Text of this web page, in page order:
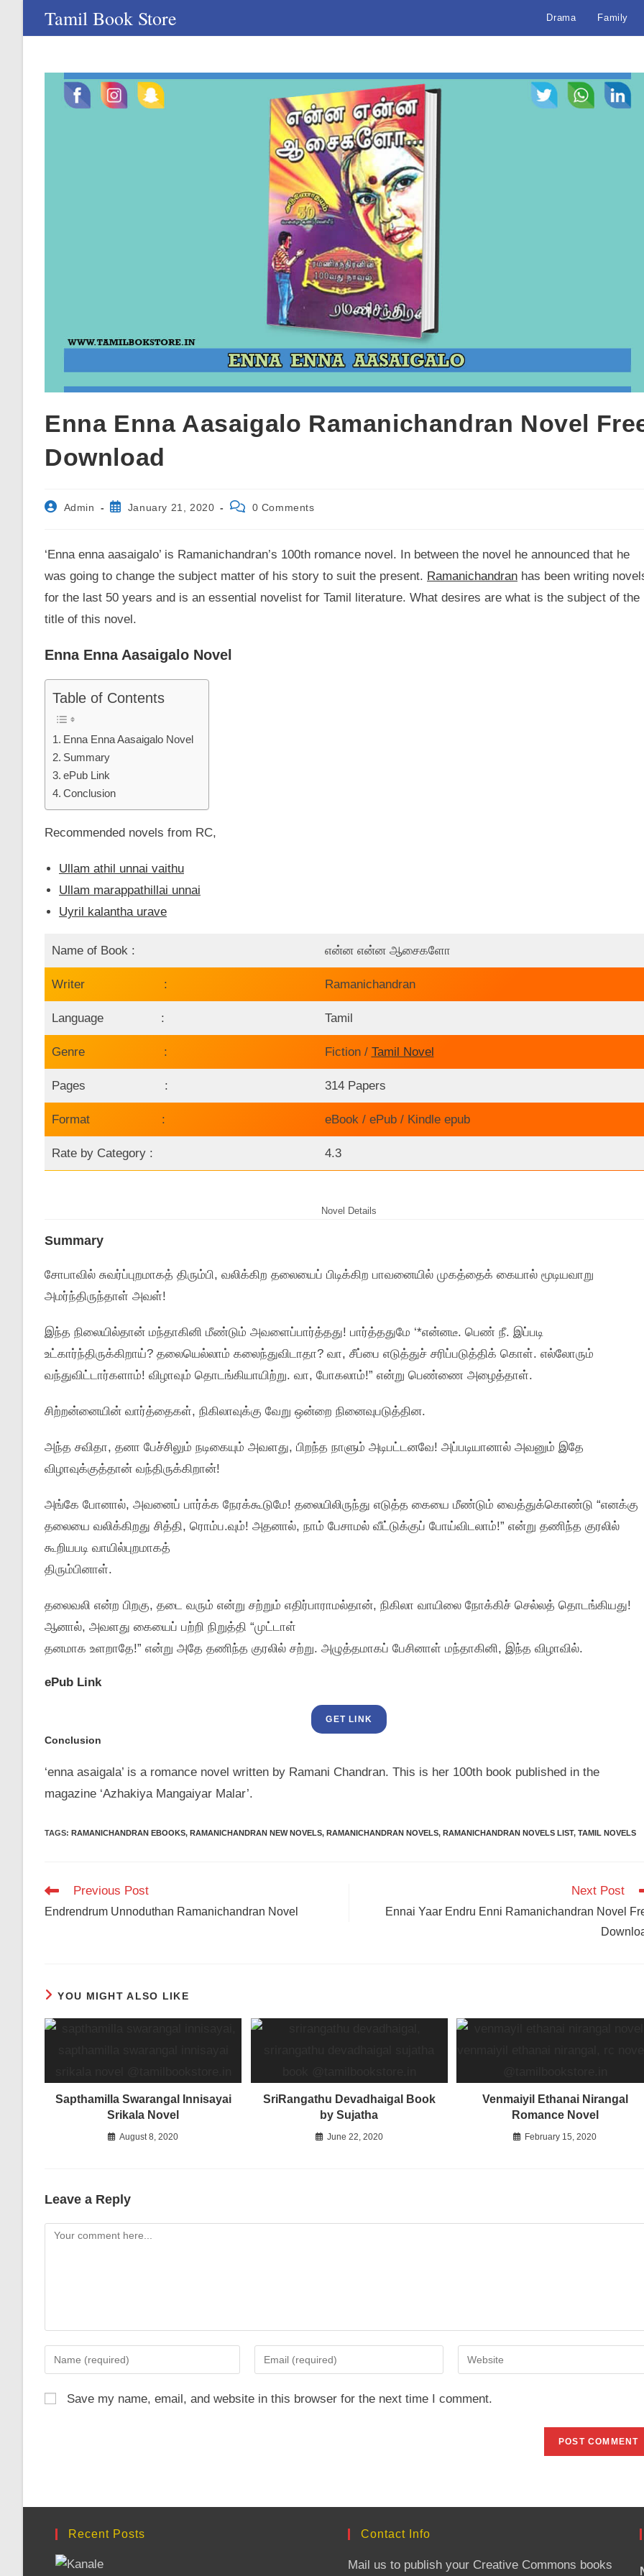
Tamil Book Store Drama Family
Enna Enna Aasaigalo Ramanichandran Novel
Download
PostAdmin
PostJanuary 21, 2020
Post 0 Comments
‘Enna enna aasaigalo’ is Ramanichandran’s 100th romance novel. In between the novel he announced that he
was going to change the subject matter of his story to suit the present. Ramanichandran has been writing
for the last 50 years and is an essential novelist for Tamil literature. What desires are what is the subject of the
title of this novel.
Enna Enna Aasaigalo Novel
Table of Contents
Enna Enna Aasaigalo Novel
Summary
ePub Link
Conclusion
Recommended novels from RC,
Ullam athil unnai vaithu
Ullam marappathillai unnai
Uyril kalantha urave
Name of Book : என்ன என்ன ஆசைகளோ
Writer : Ramanichandran
Language : Tamil
Genre : Fiction / Tamil Novel
Pages : 314 Papers
Format : eBook / ePub / Kindle epub
Rate by Category : 4.3
Novel Details
Summary
சோபாவில்‌ சுவர்ப்புறமாகத்‌ திரும்பி, வலிக்கிற தலையைப்‌ பிடிக்கிற பாவனையில்‌ முகத்தைக்‌ கையால்‌ மூடியவாறு
அமர்ந்திருந்தாள்‌ அவள்‌!
இந்த நிலையில்தான்‌ மந்தாகினி மீண்டும்‌ அவளைப்‌பார்த்தது! பார்த்ததுமே ‘*என்னடீ. பெண்‌ நீ. இப்படி
உட்கார்ந்‌திருக்கிறாய்‌? தலையெல்லாம்‌ கலைந்துவிடாதா? வா, சீப்பை எடுத்துச்‌ சரிப்படுத்திக்‌ கொள்‌. எல்லோரும்‌
வந்துவிட்டார்களாம்‌! விழாவும்‌ தொடங்கியாயிற்று. வா, போகலாம்‌!” என்று பெண்ணை அழைத்தாள்‌.
சிற்றன்னையின்‌ வார்த்தைகள்‌, நிகிலாவுக்கு வேறு ஒன்றை நினைவுபடுத்தின.
அந்த சவிதா, தனா பேச்சிலும்‌ நடிகையும்‌ அவளது, பிறந்த நாளும்‌ அடிபட்டனவே! அப்படியானால்‌ அவனும்‌ இதே
விழாவுக்குத்தான்‌ வந்திருக்கிறான்‌!
அங்கே போனால்‌, அவனைப்‌ பார்க்க நேரக்கூடுமே! தலையிலிருந்து எடுத்த கையை மீண்டும்‌ வைத்துக்‌கொண்டு “எனக்கு
தலையை வலிக்கிறது சித்தி, ரொம்ப.வும்‌! அதனால்‌, நாம்‌ பேசாமல்‌ வீட்டுக்குப்‌ போய்விடலாம்‌!” என்று தணிந்த குரலில்‌
கூறியபடி வாயில்புறமாகத்‌
திரும்பினாள்‌.
தலைவலி என்ற பிறகு, தடை வரும்‌ என்று சற்றும்‌ எதிர்பாராமல்தான்‌, நிகிலா வாயிலை நோக்கிச்‌ செல்லத்‌ தொடங்கியது!
ஆனால்‌, அவளது கையைப்‌ பற்றி நிறுத்தி “முட்டாள்‌
தனமாக உளறாதே!” என்று அதே தணிந்த குரலில்‌ சற்று. அழுத்தமாகப்‌ பேசினாள்‌ மந்தாகினி, இந்த விழாவில்‌.
ePub Link
GET LINK
Conclusion
‘enna asaigala’ is a romance novel written by Ramani Chandran. This is her 100th book published in the
magazine ‘Azhakiya Mangaiyar Malar’.
TAGS: RAMANICHANDRAN EBOOKS, RAMANICHANDRAN NEW NOVELS, RAMANICHANDRAN NOVELS, RAMANICHANDRAN NOVELS LIST, TAMIL NOVELS
Read
articles
Previous Post
Endrendrum Unnoduthan Ramanichandran Novel
Next Post
Ennai Yaar Endru Enni Ramanichandran Novel
YOU MIGHT ALSO LIKE
Sapthamilla Swarangal Innisayai
Srikala Novel
August 8, 2020
SriRangathu Devadhaigal Book
by Sujatha
June 22, 2020
Venmaiyil Ethanai Nirangal
Romance Novel
February 15, 2020
Leave a Reply
Comment
Enter
your
or
Enter
your
Enter
your
Save my name, email, and website in this browser for the next time I comment.
Recent Posts Contact Info
Mail us to publish your Creative Commons books